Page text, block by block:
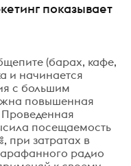
показывает
(барах, кафе,
и начинается
с большим
повышенная
Проведенная
посещаемость
при затратах в
радио